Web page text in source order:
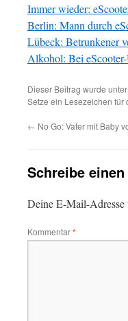
Immer wieder:
Berlin: Mann durch
Lübeck: Betrunkener
Alkohol: Bei
Dieser Beitrag wurde unter
Setze ein Lesezeichen für
← No Go: Vater mit Baby
Schreibe
Deine E-Mail-
Kommentar*